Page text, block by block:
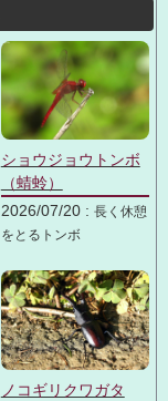
ショウジョウトンボ
（蜻蛉）
2026/07/20 : 長く休憩
をとるトンボ
ノコギリクワガタ